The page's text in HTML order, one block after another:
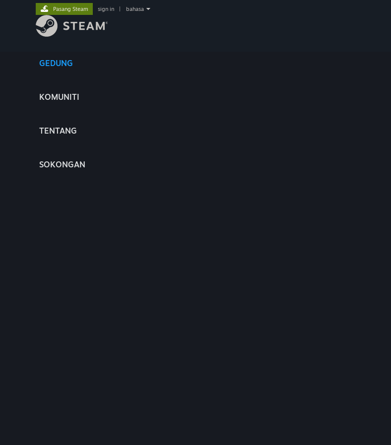
GEDUNG
KOMUNITI
TENTANG
SOKONGAN
Pasang Steam sign in bahasa